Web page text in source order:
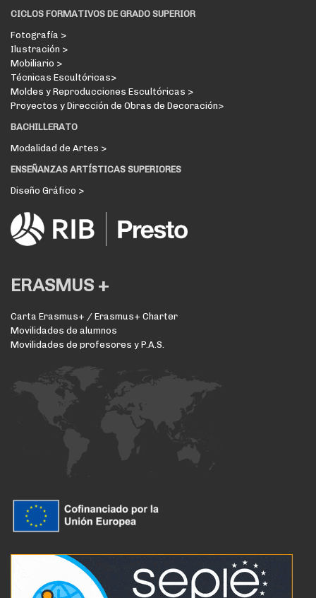
CICLOS FORMATIVOS DE GRADO SUPERIOR
Fotografía >
Ilustración >
Mobiliario >
Técnicas Escultóricas>
Moldes y Reproducciones Escultóricas >
Proyectos y Dirección de Obras de Decoración>
BACHILLERATO
Modalidad de Artes >
ENSEÑANZAS ARTÍSTICAS SUPERIORES
Diseño Gráfico >
ERASMUS +
Carta Erasmus+ / Erasmus+ Charter
Movilidades de alumnos
Movilidades de profesores y P.A.S.